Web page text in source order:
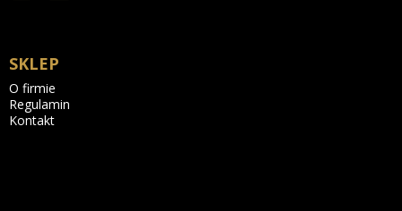
SKLEP
O firmie
Regulamin
Kontakt